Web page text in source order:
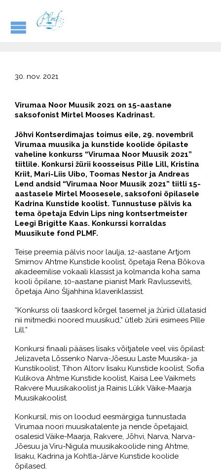
30. nov. 2021
Virumaa Noor Muusik 2021 on 15-aastane
saksofonist Mirtel Mooses Kadrinast.
Jõhvi Kontserdimajas toimus eile, 29. novembril
Virumaa muusika ja kunstide koolide õpilaste
vaheline konkurss “Virumaa Noor Muusik 2021”
tiitlile. Konkursi žürii koosseisus Pille Lill, Kristina
Kriit, Mari-Liis Uibo, Toomas Nestor ja Andreas
Lend andsid “Virumaa Noor Muusik 2021” tiitli 15-
aastasele Mirtel Moosesele, saksofoni õpilasele
Kadrina Kunstide koolist. Tunnustuse pälvis ka
tema õpetaja Edvin Lips ning kontsertmeister
Leegi Brigitte Kaas. Konkurssi korraldas
Muusikute fond PLMF.
Teise preemia pälvis noor laulja, 12-aastane Artjom
Smirnov Ahtme Kunstide koolist, õpetaja Rena Bõkova
akadeemilise vokaali klassist ja kolmanda koha sama
kooli õpilane, 10-aastane pianist Mark Ravlussevitš,
õpetaja Aino Šljahhina klaveriklassist.
“Konkurss oli taaskord kõrgel tasemel ja žüriid üllatasid
nii mitmedki noored muusikud,” ütleb žürii esimees Pille
Lill.”
Konkursi finaali pääses lisaks võitjatele veel viis õpilast:
Jelizaveta Lõssenko Narva-Jõesuu Laste Muusika- ja
Kunstikoolist, Tihon Altorv Iisaku Kunstide koolist, Sofia
Kulikova Ahtme Kunstide koolist, Kaisa Lee Vaikmets
Rakvere Muusikakoolist ja Rainis Lükk Väike-Maarja
Muusikakoolist.
Konkursil, mis on loodud eesmärgiga tunnustada
Virumaa noori muusikatalente ja nende õpetajaid,
osalesid Väike-Maarja, Rakvere, Jõhvi, Narva, Narva-
Jõesuu ja Viru-Nigula muusikakoolide ning Ahtme,
Iisaku, Kadrina ja Kohtla-Järve Kunstide koolide
õpilased.